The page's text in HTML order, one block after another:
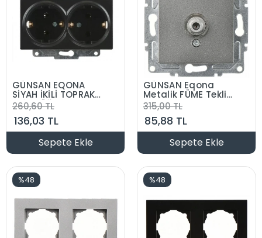
GÜNSAN EQONA
SİYAH İKİLİ TOPRAKLI
PRİZ DÜĞME
MEKANİZMA
SIVAALTI
260,60 TL
136,03 TL
Sepete Ekle
GÜNSAN Eqona
Metalik FÜME Tekli
Uydu F Konnektör
Tv Anten Prizi
Düğme+Mekanizma
315,00 TL
85,88 TL
Sepete Ekle
%48 %48